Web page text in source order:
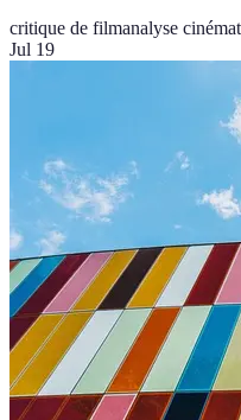
critique de filmanalyse
Jul 19